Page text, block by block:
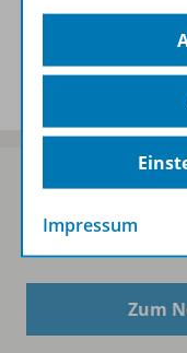
Sofort profitieren
Zum
Impressum